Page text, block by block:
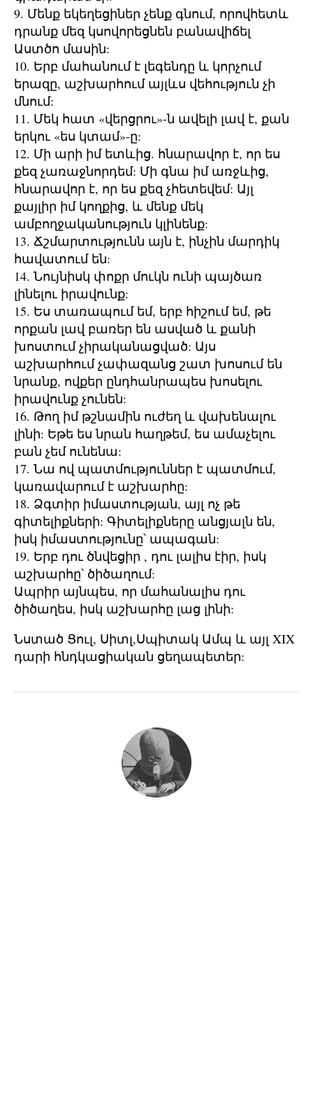
9. Մենք եկեղեցիներ չենք գնում, որովհետև
դրանք մեզ կսովորեցնեն բանավիճել
Աստծո մասին:
10. Երբ մահանում է լեգենդը և կորչում
երազը, աշխարհում այլևս վեհություն չի
մնում:
11. Մեկ հատ «վերցրու»-ն ավելի լավ է, քան
երկու «ես կտամ»-ը:
12. Մի արի իմ ետևից. հնարավոր է, որ ես
քեզ չառաջնորդեմ: Մի գնա իմ առջևից,
հնարավոր է, որ ես քեզ չհետեվեմ: Այլ
քայլիր իմ կողքից, և մենք մեկ
ամբողջականություն կլինենք:
13. Ճշմարտությունն այն է, ինչին մարդիկ
հավատում են:
14. Նույնիսկ փոքր մուկն ունի պայծառ
լինելու իրավունք:
15. Ես տառապում եմ, երբ հիշում եմ, թե
որքան լավ բառեր են ասված և քանի
խոստում չիրականացված: Այս
աշխարհում չափազանց շատ խոսում են
նրանք, ովքեր ընդհանրապես խոսելու
իրավունք չունեն:
16. Թող իմ թշնամին ուժեղ և վախենալու
լինի: Եթե ես նրան հաղթեմ, ես ամաչելու
բան չեմ ունենա:
17. Նա ով պատմություններ է պատմում,
կառավարում է աշխարհը:
18. Ձգտիր իմաստության, այլ ոչ թե
գիտելիքների: Գիտելիքները անցյալն են,
իսկ իմաստությունը՝ ապագան:
19. Երբ դու ծնվեցիր , դու լալիս էիր, իսկ
աշխարհը՝ ծիծաղում:
Ապրիր այնպես, որ մահանալիս դու
ծիծաղես, իսկ աշխարհը լաց լինի:
Նստած Ցուլ, Սիտլ,Սպիտակ Ամպ և այլ XIX
դարի հնդկացիական ցեղապետեր: